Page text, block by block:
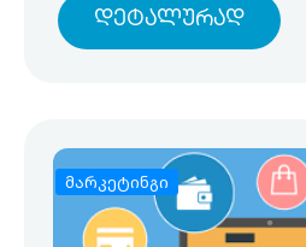
Დეტალურად
მარკეტინგი